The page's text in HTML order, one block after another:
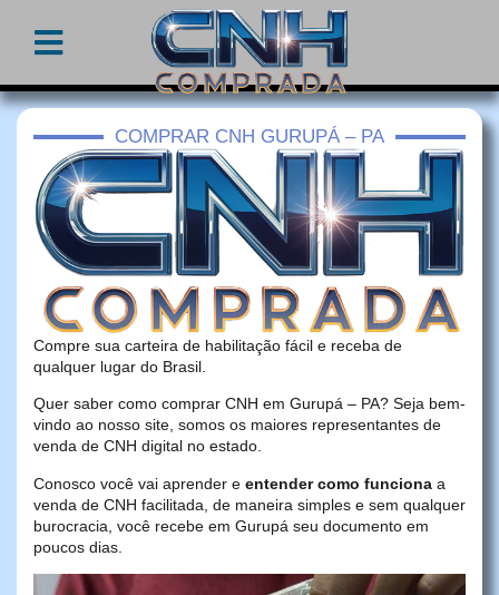
COMPRAR CNH GURUPÁ – PA
Compre sua carteira de habilitação fácil e receba de
qualquer lugar do Brasil.
Quer saber como comprar CNH em Gurupá – PA? Seja bem-
vindo ao nosso site, somos os maiores representantes de
venda de CNH digital no estado.
Conosco você vai aprender e entender como funciona a
venda de CNH facilitada, de maneira simples e sem qualquer
burocracia, você recebe em Gurupá seu documento em
poucos dias.